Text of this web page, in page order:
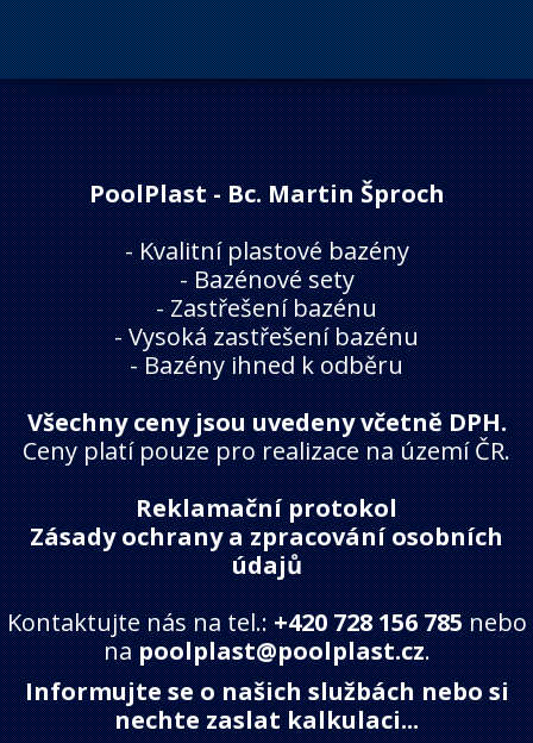
PoolPlast - Bc. Martin Šproch
-Kvalitní plastové bazény
-Bazénové sety
-Zastřešení bazénu
-Vysoká zastřešení bazénu
-Bazény ihned k odběru
Všechny ceny jsou uvedeny včetně DPH.
Ceny platí pouze pro realizace na území ČR.
Reklamační protokol
Zásady ochrany a zpracování osobních
údajů
Kontaktujte nás na tel.:+420 728 156 785nebo
napoolplast@poolplast.cz.
Informujte se o našich službách nebo si
nechte zaslat kalkulaci...